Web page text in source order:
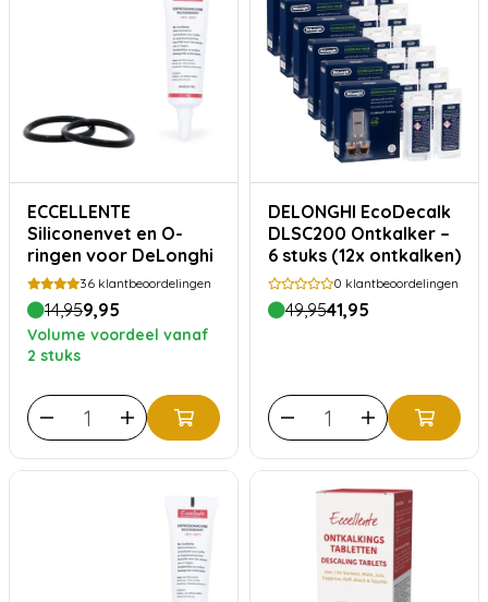
ECCELLENTE
Siliconenvet en O-
ringen voor DeLonghi
36 klantbeoordelingen
14,959,95
Volume voordeel vanaf
2 stuks
DELONGHI EcoDecalk
DLSC200 Ontkalker –
6 stuks (12x ontkalken)
0 klantbeoordelingen
49,9541,95